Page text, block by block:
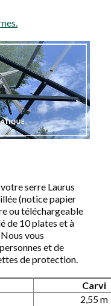
serre Laurus
(notice papier
ou téléchargeable
de 10 plates et à
vous
et de
de protection.
Carvi
2,55 m